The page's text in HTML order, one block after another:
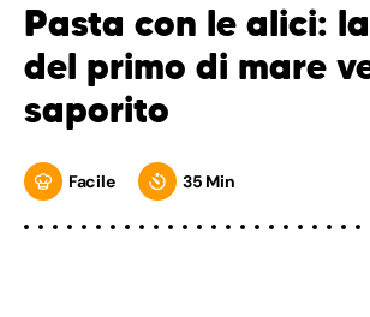
Pasta con le alici:
del primo di mare
saporito
Facile 35 Min